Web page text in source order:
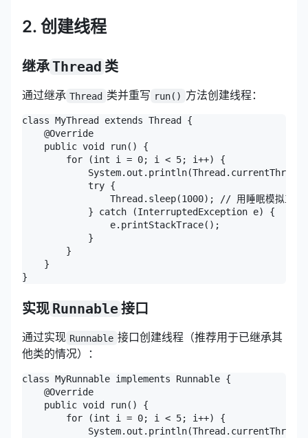
2. 创建线程
继承Thread 类
通过继承 Thread 类并重写 run() 方法创建线程：
class MyThread extends Thread {
@Override
public void run() {
for (int i = 0; i < 5; i++) {
try {
Thread.sleep(1000); // 用睡眠模拟工作
} catch (InterruptedException e) {
e.printStackTrace();
}
}
}
}
实现 Runnable接口
通过实现 Runnable 接口创建线程（推荐用于已继承其
他类的情况）：
class MyRunnable implements Runnable {
@Override
public void run() {
for (int i = 0; i < 5; i++) {